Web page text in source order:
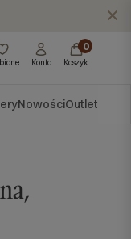
Zadzwoń do nas: 570
X
Konto
0
Koszyk
NowościOutlet